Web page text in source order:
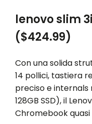
lenovo slim
($424.99)
Con una solida
14 pollici, tastiera
preciso e internals
128GB SSD), il
Chromebook